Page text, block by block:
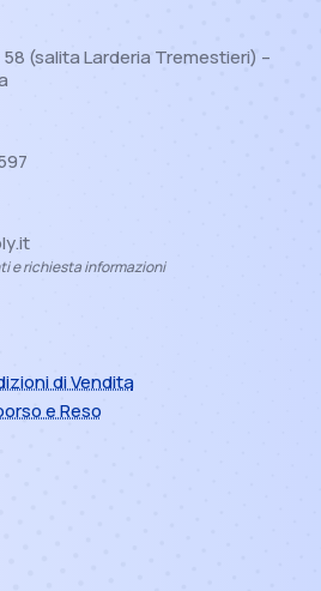
(salita Larderia Tremestieri) –
e richiesta informazioni
di Vendita
e Reso